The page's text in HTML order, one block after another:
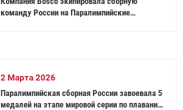
команду России на Паралимпийские
2 Марта 2026
Паралимпийская сборная России завоевала 5
медалей на этапе мировой серии по плаванию